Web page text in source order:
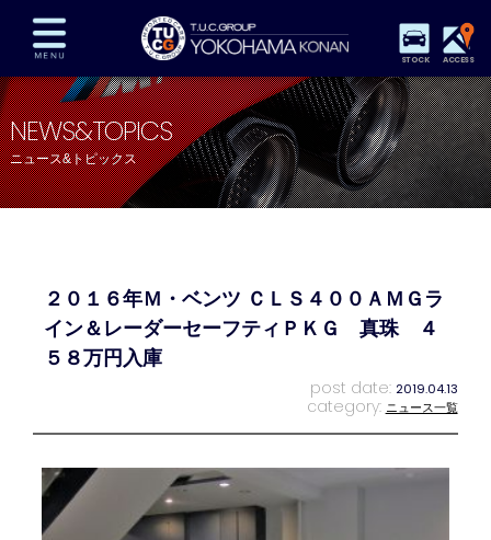
STOCK ACCESS
在庫車両情報 保証&サービス パーツリスト
TUCとは？ 店舗情報 アクセスマップ
全国納車 特別作業 注文販売
プライバシーポリシー スタッフblog 納車blog
NEWS&TOPICS
ニュース&トピックス
２０１６年Ｍ・ベンツ ＣＬＳ４００ＡＭＧラ
イン＆レーダーセーフティＰＫＧ 真珠 ４
５８万円入庫
post date: 2019.04.13
category: ニュース一覧